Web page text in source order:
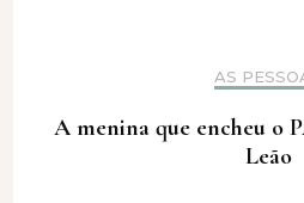
AS
A menina que encheu o
Leão